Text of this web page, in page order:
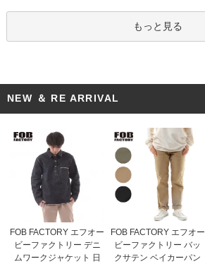
もっと見る
NEW ＆ RE ARRIVAL
FOB FACTORY エフオー
ビーファクトリー デニ
ムワークジャケット 日
FOB FACTORY エフオー
ビーファクトリー バッ
クサテン ベイカーパン